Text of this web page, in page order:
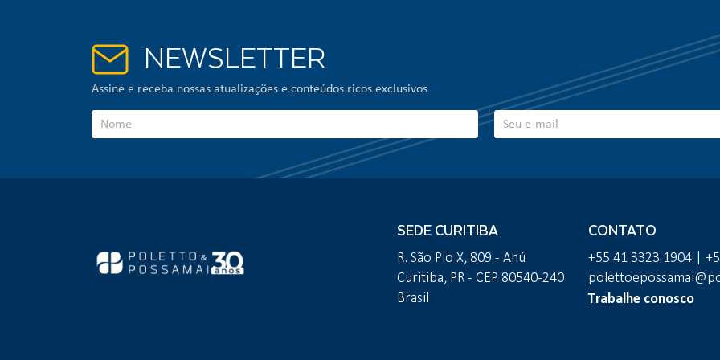
NEWSLETTER
Assine e receba nossas atualizações e conteúdos ricos exclusivos
SEDE CURITIBA
R. São Pio X, 809 - Ahú
Curitiba, PR - CEP 80540-240
Brasil
CONTATO
+55 41 3323 1904 |
Trabalhe conosco